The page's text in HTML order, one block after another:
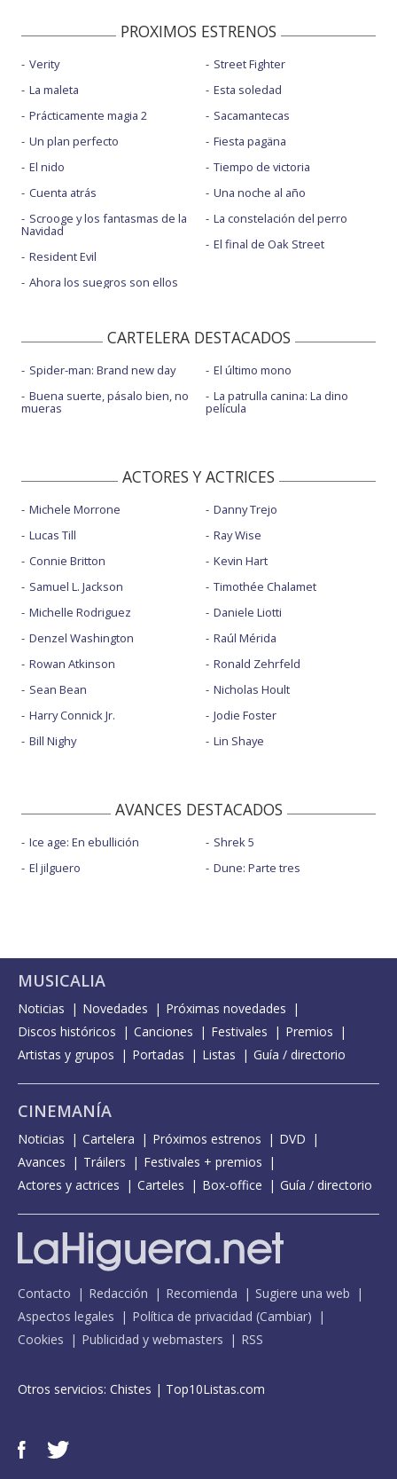
PROXIMOS ESTRENOS
Verity
La maleta
Prácticamente magia 2
Un plan perfecto
El nido
Cuenta atrás
Scrooge y los fantasmas de la
Navidad
Resident Evil
Ahora los suegros son ellos
Street Fighter
Esta soledad
Sacamantecas
Fiesta pagäna
Tiempo de victoria
Una noche al año
La constelación del perro
El final de Oak Street
CARTELERA DESTACADOS
Spider-man: Brand new day
Buena suerte, pásalo bien, no
mueras
El último mono
La patrulla canina: La dino
película
ACTORES Y ACTRICES
Michele Morrone
Lucas Till
Connie Britton
Samuel L. Jackson
Michelle Rodriguez
Denzel Washington
Rowan Atkinson
Sean Bean
Harry Connick Jr.
Bill Nighy
Danny Trejo
Ray Wise
Kevin Hart
Timothée Chalamet
Daniele Liotti
Raúl Mérida
Ronald Zehrfeld
Nicholas Hoult
Jodie Foster
Lin Shaye
AVANCES DESTACADOS
Ice age: En ebullición
El jilguero
Shrek 5
Dune: Parte tres
MUSICALIA
Noticias Novedades
Próximas novedades
Discos históricos
Canciones Festivales
Premios
Artistas y grupos
Portadas Listas Guía / directorio
CINEMANÍA
Noticias Cartelera Próximos estrenos
DVD
Avances
Tráilers
Festivales + premios
Actores y actrices
Carteles Box-office Guía / directorio
Contacto Redacción Recomienda
Sugiere una web
Aspectos legales
Política de privacidad (Cambiar)
Cookies
Publicidad y webmasters RSS
Otros servicios: Chistes | Top10Listas.com